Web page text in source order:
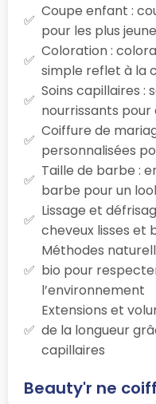
Coupe enfant :
pour les plus
Coloration :
simple reflet à la
Soins capillaires :
nourrissants pour
Coiffure de
personnalisées
Taille de barbe :
barbe pour un
Lissage et
cheveux lisses et
Méthodes
bio pour
l’environnement
Extensions et
de la longueur
capillaires
Beauty'r ne